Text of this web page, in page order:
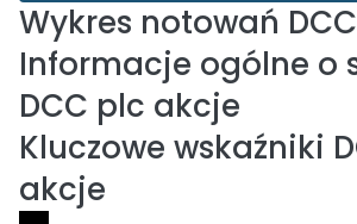
Wykres notowań
Informacje ogólne o
DCC plc akcje
Kluczowe wskaźniki
akcje